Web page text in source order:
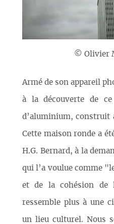
© Olivier
Armé de son appareil
à la découverte de
d’aluminium, construit
Cette maison ronde a
H.G. Bernard, à la
qui l’a voulue comme
et de la cohésion de
ressemble plus à une
un lieu culturel. Nous